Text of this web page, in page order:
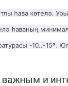
һава көтелә.
һаваның
-10..-15º.
и